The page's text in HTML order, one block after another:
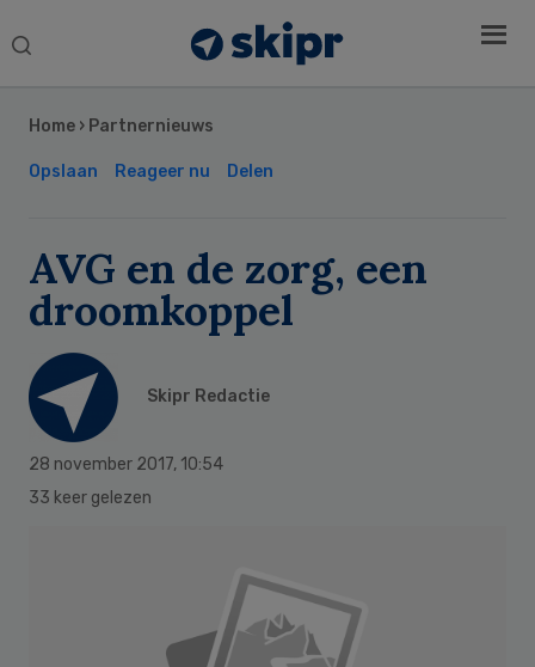
Search
Home › Partnernieuws
Opslaan Reageer nu Delen
AVG en de zorg, een
droomkoppel
Skipr Redactie
28 november 2017, 10:54
33 keer gelezen
Sidebar